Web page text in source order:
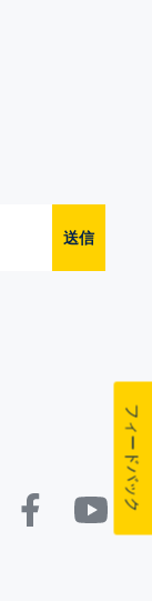
送信
フィードバック